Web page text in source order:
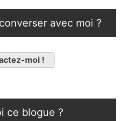
avec moi ?
moi !
ce blogue ?